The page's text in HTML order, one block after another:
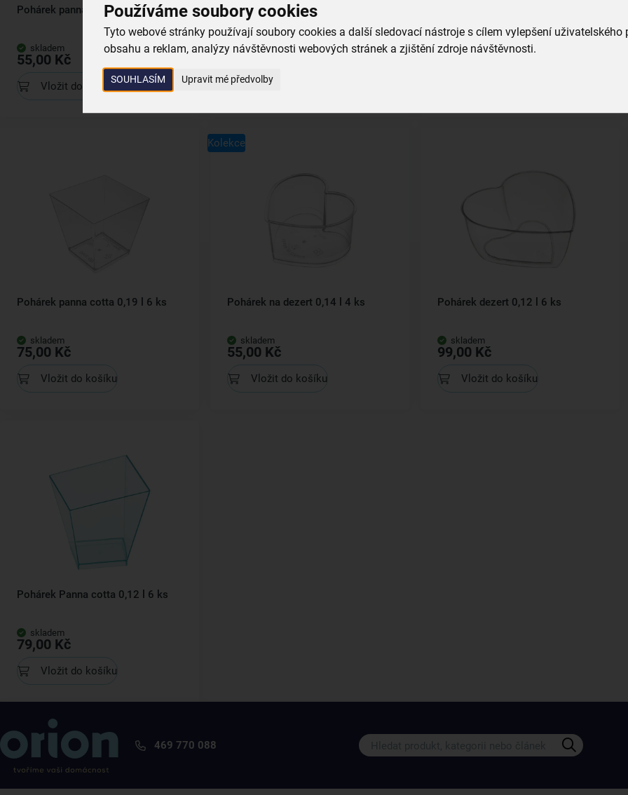
Používáme soubory cookies
Tyto webové stránky používají soubory cookies a další sledovací nástroje s cílem vylepšení uživatelského
obsahu a reklam, analýzy návštěvnosti webových stránek a zjištění zdroje návštěvnosti.
SOUHLASÍM Upravit mé předvolby
Pohárek panna cotta 0,17 l 4 ks
skladem
55,00 Kč
Vložit do košíku
Pohárek s víčkem panna cotta
0,17 l 4 ks
skladem
Vložit do košíku
skladem
85,00 Kč
Pohárek panna cotta 0,19 l 6 ks
skladem
75,00 Kč
Vložit do košíku
Kolekce
Pohárek na dezert 0,14 l 4 ks
skladem
55,00 Kč
Vložit do košíku
Pohárek dezert 0,12 l 6 ks
skladem
99,00 Kč
Vložit do košíku
Pohárek Panna cotta 0,12 l 6 ks
skladem
79,00 Kč
Vložit do košíku
469 770 088
Přihlaste se k odběru našeho newsletteru.